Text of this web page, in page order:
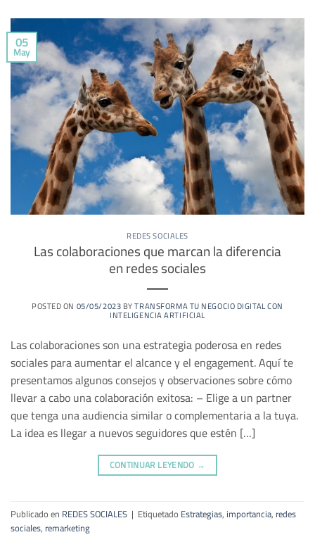
05
May
REDES SOCIALES
Las colaboraciones que marcan la diferencia
en redes sociales
POSTED ON 05/05/2023BYTRANSFORMA TU NEGOCIO DIGITAL CON
INTELIGENCIA ARTIFICIAL
Las colaboraciones son una estrategia poderosa en redes
sociales para aumentar el alcance y el engagement. Aquí te
presentamos algunos consejos y observaciones sobre cómo
llevar a cabo una colaboración exitosa: – Elige a un partner
que tenga una audiencia similar o complementaria a la tuya.
La idea es llegar a nuevos seguidores que estén […]
CONTINUAR LEYENDO →
Publicado en REDES SOCIALES | Etiquetado Estrategias, importancia, redes
sociales, remarketing